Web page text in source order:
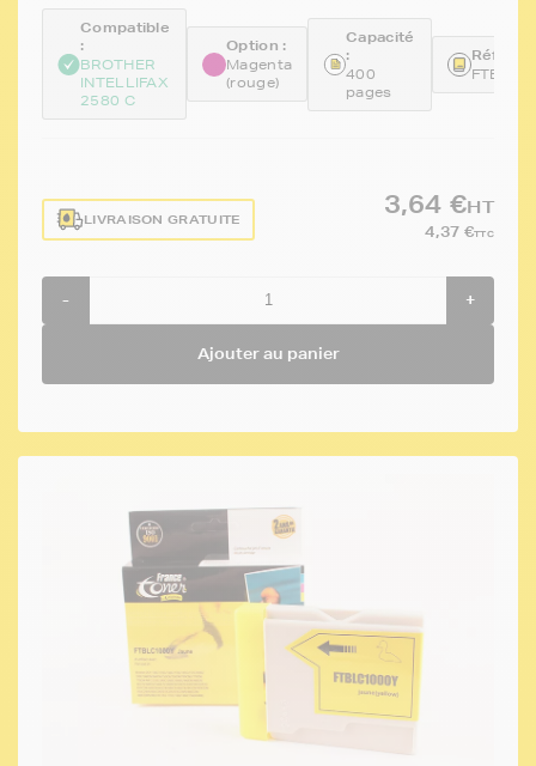
Compatible
:
BROTHER
INTELLIFAX
2580 C
Option :
Magenta
(rouge)
Capacité
:
400
pages
LIVRAISON GRATUITE
3,64 €HT
4,37 €TTC
- +
Ajouter au panier